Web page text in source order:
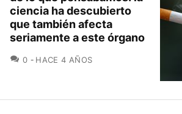
ciencia ha descubierto
que también afecta
seriamente a este órgano
0 COMENTARIOS
HACE 4 AÑOS